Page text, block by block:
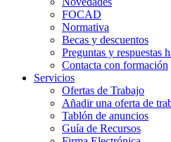
FOCAD
Normativa
Becas y descuentos
Preguntas y respuestas
Contacta con formación
Servicios
Ofertas de Trabajo
Añadir una oferta de
Tablón de anuncios
Guía de Recursos